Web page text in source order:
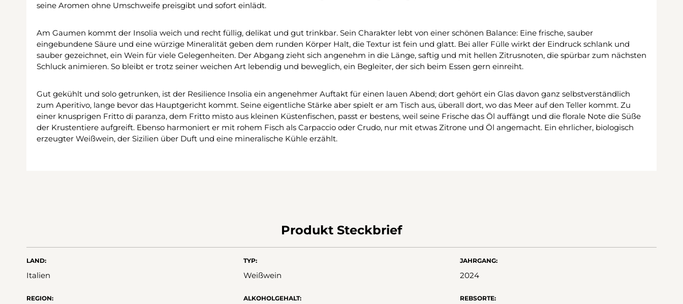
seine Aromen ohne Umschweife preisgibt und sofort einlädt.
Am Gaumen kommt der Insolia weich und recht füllig, delikat und gut trinkbar. Sein Charakter lebt von einer schönen Balance: Eine frische, sauber
eingebundene Säure und eine würzige Mineralität geben dem runden Körper Halt, die Textur ist fein und glatt. Bei aller Fülle wirkt der Eindruck schlank und
sauber gezeichnet, ein Wein für viele Gelegenheiten. Der Abgang zieht sich angenehm in die Länge, saftig und mit hellen Zitrusnoten, die spürbar zum nächsten
Schluck animieren. So bleibt er trotz seiner weichen Art lebendig und beweglich, ein Begleiter, der sich beim Essen gern einreiht.
Gut gekühlt und solo getrunken, ist der Resilience Insolia ein angenehmer Auftakt für einen lauen Abend; dort gehört ein Glas davon ganz selbstverständlich
zum Aperitivo, lange bevor das Hauptgericht kommt. Seine eigentliche Stärke aber spielt er am Tisch aus, überall dort, wo das Meer auf den Teller kommt. Zu
einer knusprigen Fritto di paranza, dem Fritto misto aus kleinen Küstenfischen, passt er bestens, weil seine Frische das Öl auffängt und die florale Note die Süße
der Krustentiere aufgreift. Ebenso harmoniert er mit rohem Fisch als Carpaccio oder Crudo, nur mit etwas Zitrone und Öl angemacht. Ein ehrlicher, biologisch
erzeugter Weißwein, der Sizilien über Duft und eine mineralische Kühle erzählt.
Produkt Steckbrief
LAND:
Italien
TYP:
Weißwein
JAHRGANG:
2024
REGION: ALKOHOLGEHALT: REBSORTE: